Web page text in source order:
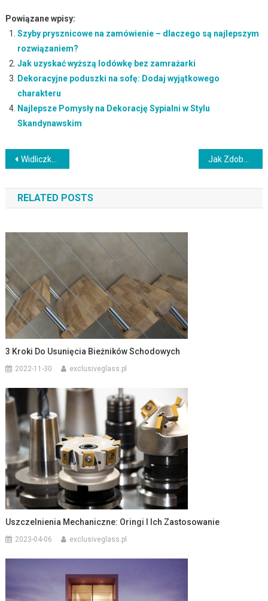
Powiązane wpisy:
Szyby prysznicowe na zamówienie – dlaczego są najlepszym
rozwiązaniem?
Jak uzyskać wyższą lodówkę bez zamrażarki
Dekoracyjne poduszki na sofę: Dodaj wyjątkowego
charakteru
Najlepsze Pomysły na Dekorację Sypialni w Stylu
Skandynawskim
Nawigacja
wpisu
Widliczka Martensa: Charakterystyczne Cechy i Zastosowanie Widliczki Martensa
RELATED POSTS
3 Kroki Do Usunięcia Bieżników Schodowych
2022-11-30 exclusiveglass.pl
Uszczelnienia Mechaniczne: Oringi I Ich Zastosowanie
2023-04-06 exclusiveglass.pl